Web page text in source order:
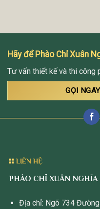
Hãy để Phào Chỉ Xuân
Tư vấn thiết kế và thi công
GỌI
LIÊN HỆ
PHÀO CHỈ XUÂN NGHĨA
Địa chỉ: Ngõ 734 Đường